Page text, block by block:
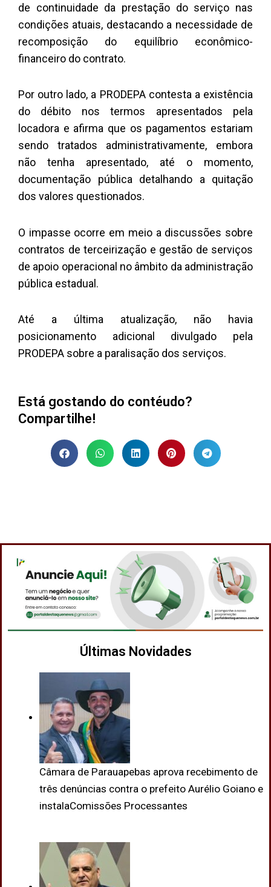
de continuidade da prestação do serviço nas
condições atuais, destacando a necessidade de
recomposição do equilíbrio econômico-
financeiro do contrato.
Por outro lado, a PRODEPA contesta a existência
do débito nos termos apresentados pela
locadora e afirma que os pagamentos estariam
sendo tratados administrativamente, embora
não tenha apresentado, até o momento,
documentação pública detalhando a quitação
dos valores questionados.
O impasse ocorre em meio a discussões sobre
contratos de terceirização e gestão de serviços
de apoio operacional no âmbito da administração
pública estadual.
Até a última atualização, não havia
posicionamento adicional divulgado pela
PRODEPA sobre a paralisação dos serviços.
Está gostando do contéudo?
Compartilhe!
Últimas Novidades
Câmara de Parauapebas aprova recebimento de
três denúncias contra o prefeito Aurélio Goiano e
instalaComissões Processantes